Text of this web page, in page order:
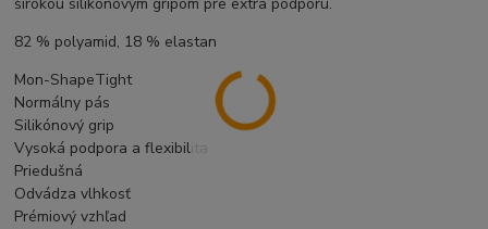
širokou silikónovým gripom pre extra podporu.
82 % polyamid, 18 % elastan
Mon-ShapeTight
Normálny pás
Silikónový grip
Vysoká podpora a flexibilita
Priedušná
Odvádza vlhkosť
Prémiový vzhľad